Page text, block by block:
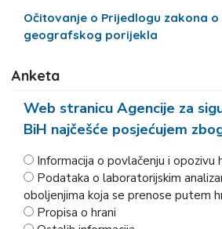
Očitovanje o Prijedlogu zakona
geografskog porijekla
Anketa
Web stranicu Agencije za
BiH najčešće posjećujem
Informacija o povlačenju i opozivu
Podataka o laboratorijskim
oboljenjima koja se prenose putem
Propisa o hrani